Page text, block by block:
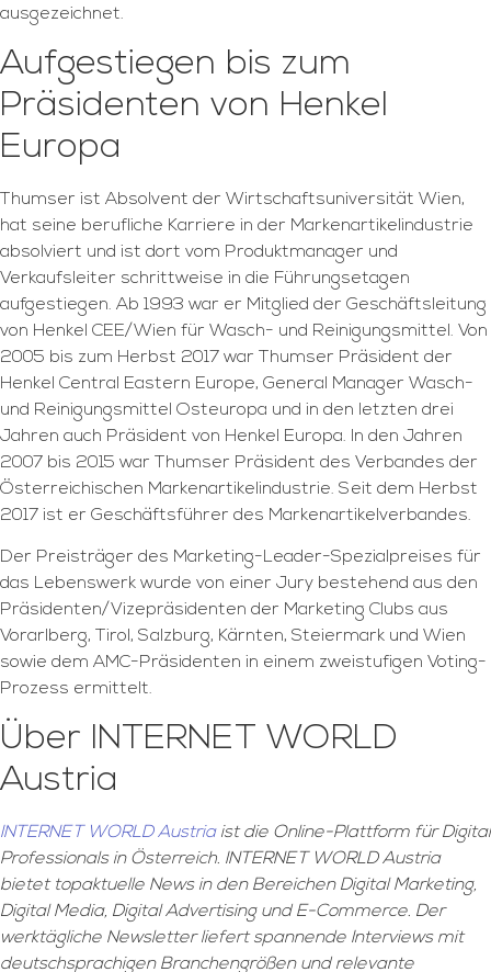
ausgezeichnet.
Aufgestiegen bis zum
Präsidenten von Henkel
Europa
Thumser ist Absolvent der Wirtschaftsuniversität Wien,
hat seine berufliche Karriere in der Markenartikelindustrie
absolviert und ist dort vom Produktmanager und
Verkaufsleiter schrittweise in die Führungsetagen
aufgestiegen. Ab 1993 war er Mitglied der Geschäftsleitung
von Henkel CEE/Wien für Wasch- und Reinigungsmittel. Von
2005 bis zum Herbst 2017 war Thumser Präsident der
Henkel Central Eastern Europe, General Manager Wasch-
und Reinigungsmittel Osteuropa und in den letzten drei
Jahren auch Präsident von Henkel Europa. In den Jahren
2007 bis 2015 war Thumser Präsident des Verbandes der
Österreichischen Markenartikelindustrie. Seit dem Herbst
2017 ist er Geschäftsführer des Markenartikelverbandes.
Der Preisträger des Marketing-Leader-Spezialpreises für
das Lebenswerk wurde von einer Jury bestehend aus den
Präsidenten/Vizepräsidenten der Marketing Clubs aus
Vorarlberg, Tirol, Salzburg, Kärnten, Steiermark und Wien
sowie dem AMC-Präsidenten in einem zweistufigen Voting-
Prozess ermittelt.
Über INTERNET WORLD
Austria
INTERNET WORLD Austriaist die Online-Plattform für Digital
Professionals in Österreich. INTERNET WORLD Austria
bietet topaktuelle News in den Bereichen Digital Marketing,
Digital Media, Digital Advertising und E-Commerce. Der
werktägliche Newsletter liefert spannende Interviews mit
deutschsprachigen Branchengrößen und relevante